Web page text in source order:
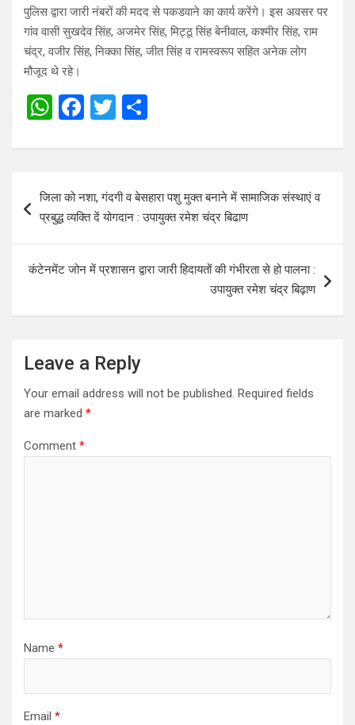
पुलिस द्वारा जारी नंबरों की मदद से पकडवाने का कार्य करेंगे। इस अवसर पर
गांव वासी सुखदेव सिंह, अजमेर सिंह, मिट्ठू सिंह बेनीवाल, कश्मीर सिंह, राम
चंद्र, वजीर सिंह, निक्का सिंह, जीत सिंह व रामस्वरूप सहित अनेक लोग
मौजूद थे रहे।
W
at
A
p
p
F
ce
o
k
T
tt
er
ar
navigation
जिला को नशा, गंदगी व बेसहारा पशु मुक्त बनाने में सामाजिक संस्थाएं व
प्रबुद्ध व्यक्ति दें योगदान : उपायुक्त रमेश चंद्र बिढाण
कंटेनमेंट जोन में प्रशासन द्वारा जारी हिदायतों की गंभीरता से हो पालना :
उपायुक्त रमेश चंद्र बिढ़ाण
Leave a Reply
Your email address will not be published. Required fields
are marked *
Comment *
Name *
Email *